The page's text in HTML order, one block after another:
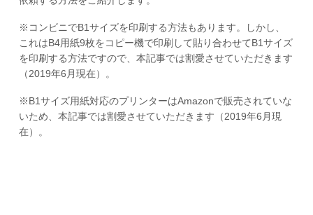
※コンビニでB1サイズを印刷する方法もあります。しかし、
これはB4用紙9枚をコピー機で印刷して貼り合わせてB1サイズ
を印刷する方法ですので、本記事では割愛させていただきます
（2019年6月現在）。
※B1サイズ用紙対応のプリンターはAmazonで販売されていな
いため、本記事では割愛させていただきます（2019年6月現
在）。